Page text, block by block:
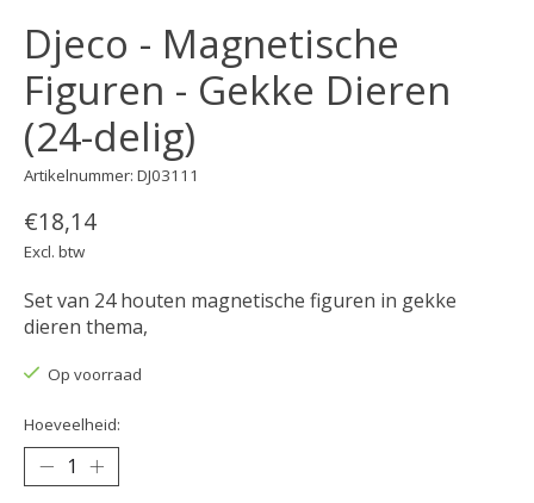
Djeco - Magnetische
Figuren - Gekke Dieren
(24-delig)
Artikelnummer: DJ03111
€18,14
Excl. btw
Set van 24 houten magnetische figuren in gekke
dieren thema,
Op voorraad
Hoeveelheid: